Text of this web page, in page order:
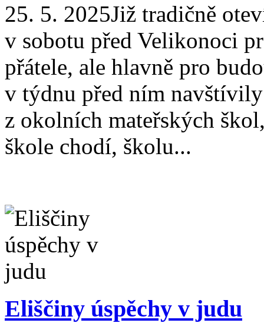
25. 5. 2025Již tradičně
v sobotu před Velikonoci
přátele, ale hlavně pro
v týdnu před ním
z okolních mateřských
škole chodí, školu...
Eliščiny úspěchy v judu